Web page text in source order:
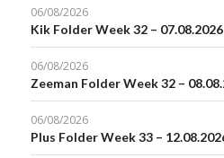
06/08/2026
Kik Folder Week 32 –
06/08/2026
Zeeman Folder Week 32 –
06/08/2026
Plus Folder Week 33 –